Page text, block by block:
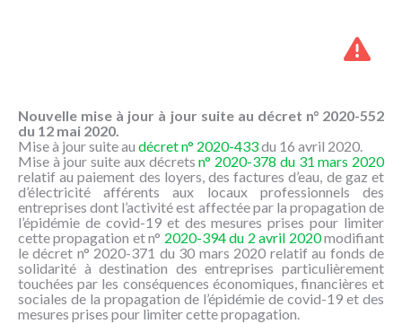
Nouvelle mise à jour à jour suite au décret n° 2020-552
du 12 mai 2020.
Mise à jour suite au décret n° 2020-433du 16 avril 2020.
Mise à jour suite aux décretsn° 2020-378 du 31 mars 2020
relatif au paiement des loyers, des factures d’eau, de gaz et
d’électricité afférents aux locaux professionnels des
entreprises dont l’activité est affectée par la propagation de
l’épidémie de covid-19 et des mesures prises pour limiter
cette propagation et n° 2020-394 du 2 avril 2020modifiant
le décret n° 2020-371 du 30 mars 2020 relatif au fonds de
solidarité à destination des entreprises particulièrement
touchées par les conséquences économiques, financières et
sociales de la propagation de l’épidémie de covid-19 et des
mesures prises pour limiter cette propagation.